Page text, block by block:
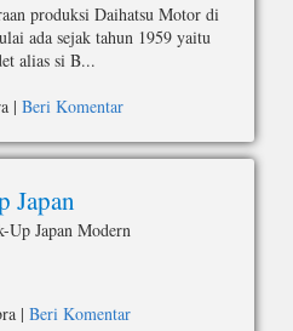
produksi Daihatsu Motor di
ada sejak tahun 1959 yaitu
alias si B...
| Beri Komentar
Japan
Up Japan Modern
| Beri Komentar